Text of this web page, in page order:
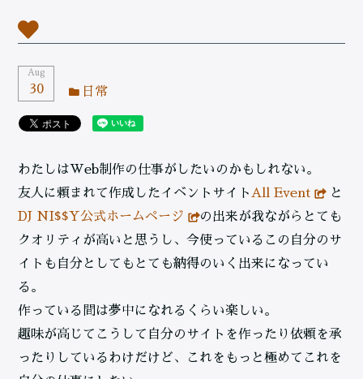
Aug
30 日常
わたしはWeb制作の仕事がしたいのかもしれない。
友人に頼まれて作成したイベントサイトAll Event
と
DJ NI$$Y公式ホームページ
の出来が我ながらとても
クオリティが高いと思うし、今使っているこの自分のサ
イトも自分としてもとても納得のいく出来になってい
る。
作っている間は夢中になれるくらい楽しい。
趣味が高じてこうして自分のサイトを作ったり依頼を承
ったりしているわけだけど、これをもっと極めてこれを